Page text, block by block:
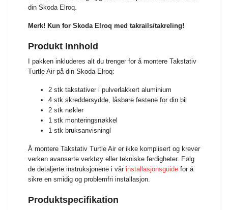
din Skoda Elroq.
Merk! Kun for Skoda Elroq med takrails/takreling!
Produkt Innhold
I pakken inkluderes alt du trenger for å montere Takstativ
Turtle Air på din Skoda Elroq:
2 stk takstativer i pulverlakkert aluminium
4 stk skreddersydde, låsbare festene for din bil
2 stk nøkler
1 stk monteringsnøkkel
1 stk bruksanvisningl
Å montere Takstativ Turtle Air er ikke komplisert og krever
verken avanserte verktøy eller tekniske ferdigheter. Følg
de detaljerte instruksjonene i vår installasjonsguide for å
sikre en smidig og problemfri installasjon.
Produktspecifikation